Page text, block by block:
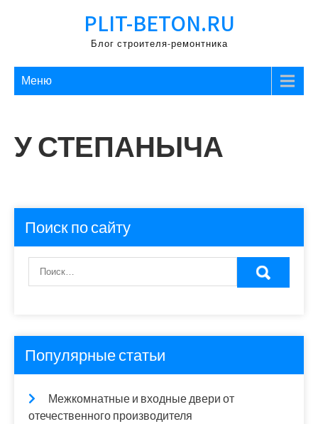
PLIT-BETON.RU
Блог строителя-ремонтника
Меню
У СТЕПАНЫЧА
Поиск по сайту
Популярные статьи
Межкомнатные и входные двери от
отечественного производителя